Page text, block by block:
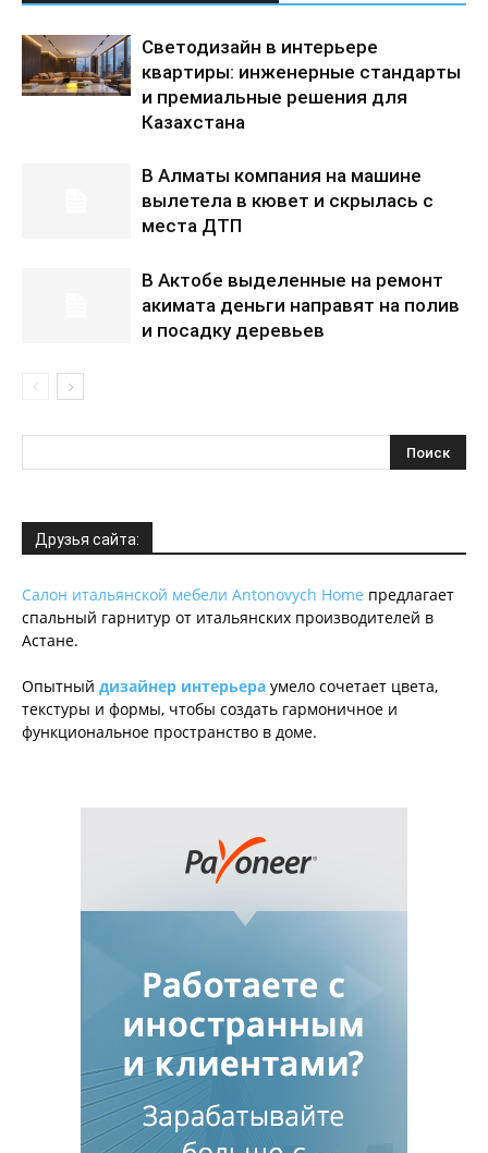
Светодизайн в интерьере
квартиры: инженерные стандарты
и премиальные решения для
Казахстана
В Алматы компания на машине
вылетела в кювет и скрылась с
места ДТП
В Актобе выделенные на ремонт
акимата деньги направят на полив
и посадку деревьев
Друзья сайта:
Салон итальянской мебели Antonovych Home предлагает
спальный гарнитур от итальянских производителей в
Астане.
Опытный дизайнер интерьера умело сочетает цвета,
текстуры и формы, чтобы создать гармоничное и
функциональное пространство в доме.